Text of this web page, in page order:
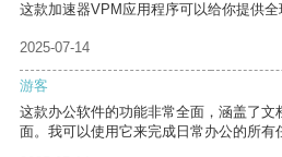
这款加速器VPM应用程序可以给你提供全
2025-07-14
游客
这款办公软件的功能非常全面，涵盖了
面。我可以使用它来完成日常办公的所有